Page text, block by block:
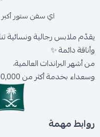
اي سفن ستور
يقدّم ملابس رجالية ونسائية
وأناقة دائمة ✨
من أشهر البراندات العالمية،
وسعداء بخدمة أكثر من 300,000 عميل حول المملكة.
روابط مهمة